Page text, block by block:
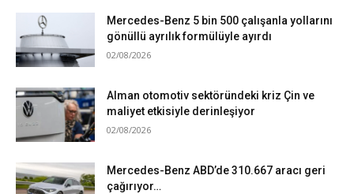
Mercedes-Benz 5 bin 500 çalışanla yollarını
gönüllü ayrılık formülüyle ayırdı
02/08/2026
Alman otomotiv sektöründeki kriz Çin ve
maliyet etkisiyle derinleşiyor
02/08/2026
Mercedes-Benz ABD’de 310.667 aracı geri
çağırıyor…